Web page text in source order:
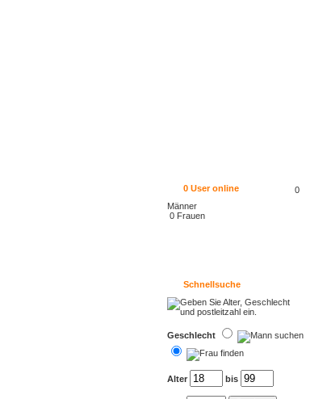
0User online
0
Männer
0 Frauen
Schnellsuche
Geschlecht
Alter bis